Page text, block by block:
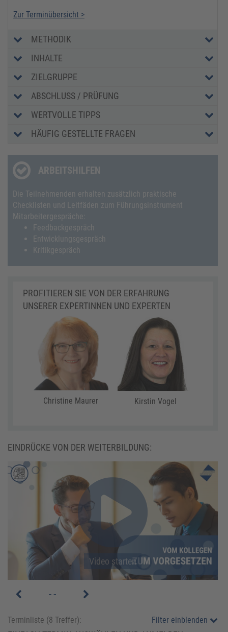
Zur Terminübersicht >
METHODIK
INHALTE
ZIELGRUPPE
ABSCHLUSS / PRÜFUNG
WERTVOLLE TIPPS
HÄUFIG GESTELLTE FRAGEN
ARBEITSHILFEN
Die Teilnehmenden erhalten zusätzlich praktische
Checklisten und Leitfäden zum Führungsinstrument
Mitarbeitergespräche:
Feedbackgespräch
Entwicklungsgespräch
Kritikgespräch
PROFITIEREN SIE VON DER ERFAHRUNG
UNSERER EXPERTINNEN UND EXPERTEN
Christine Maurer Kirstin Vogel
EINDRÜCKE VON DER WEITERBILDUNG:
Video starten
Video starten
Terminliste (8 Treffer): Filter einblenden